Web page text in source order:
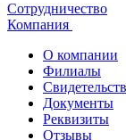
Сотрудничество
Компания
О компании
Филиалы
Документы
Реквизиты
Отзывы